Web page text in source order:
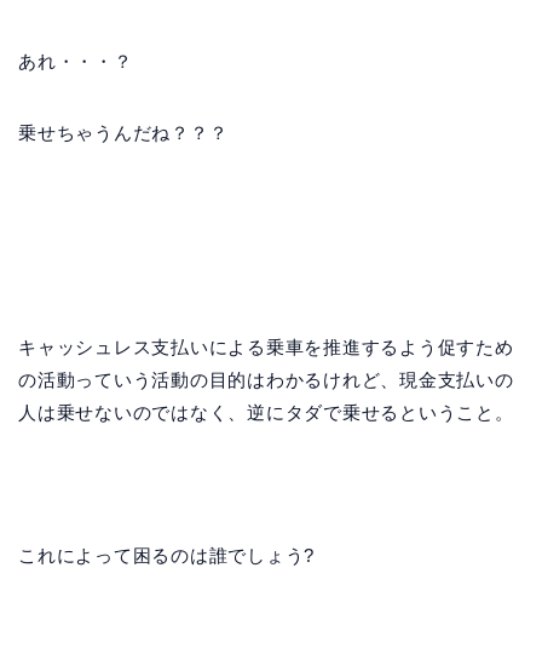
あれ・・・？
乗せちゃうんだね？？？
キャッシュレス支払いによる乗車を推進するよう促すため
の活動っていう活動の目的はわかるけれど、現金支払いの
人は乗せないのではなく、逆にタダで乗せるということ。
これによって困るのは誰でしょう?